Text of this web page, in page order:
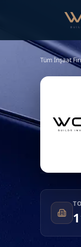
Tüm İnşaat